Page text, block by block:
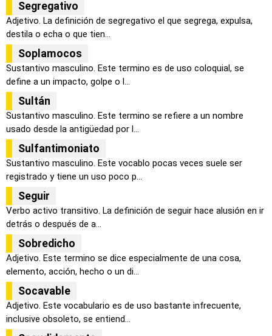
Segregativo
Adjetivo. La definición de segregativo el que segrega, expulsa,
destila o echa o que tien...
Soplamocos
Sustantivo masculino. Este termino es de uso coloquial, se
define a un impacto, golpe o l...
Sultán
Sustantivo masculino. Este termino se refiere a un nombre
usado desde la antigüedad por l...
Sulfantimoniato
Sustantivo masculino. Este vocablo pocas veces suele ser
registrado y tiene un uso poco p...
Seguir
Verbo activo transitivo. La definición de seguir hace alusión en ir
detrás o después de a...
Sobredicho
Adjetivo. Este termino se dice especialmente de una cosa,
elemento, acción, hecho o un di...
Socavable
Adjetivo. Este vocabulario es de uso bastante infrecuente,
inclusive obsoleto, se entiend...